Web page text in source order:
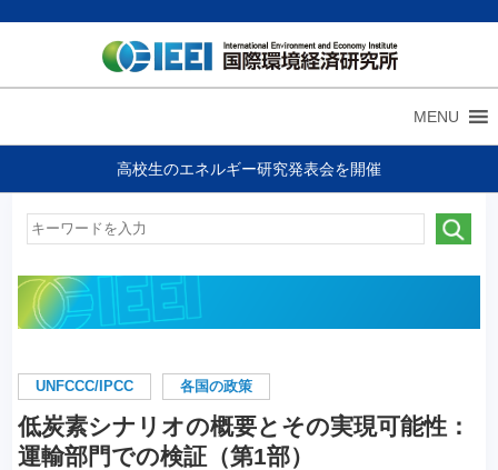
MENU
高校生のエネルギー研究発表会を開催
UNFCCC/IPCC 各国の政策
低炭素シナリオの概要とその実現可能性：
運輸部門での検証（第1部）